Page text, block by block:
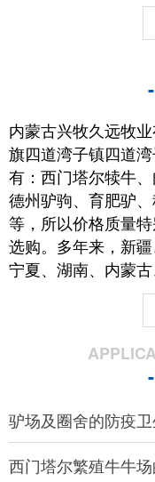
内蒙古兴牧久远牧
旗四道湾子镇四道
有：西门塔尔犊牛
德州驴驹、育肥驴
等，所以价格质量
选购。多年来，新
宁夏、湖南、内蒙
驴场及圈舍的防疫卫
西门塔尔繁殖牛牛